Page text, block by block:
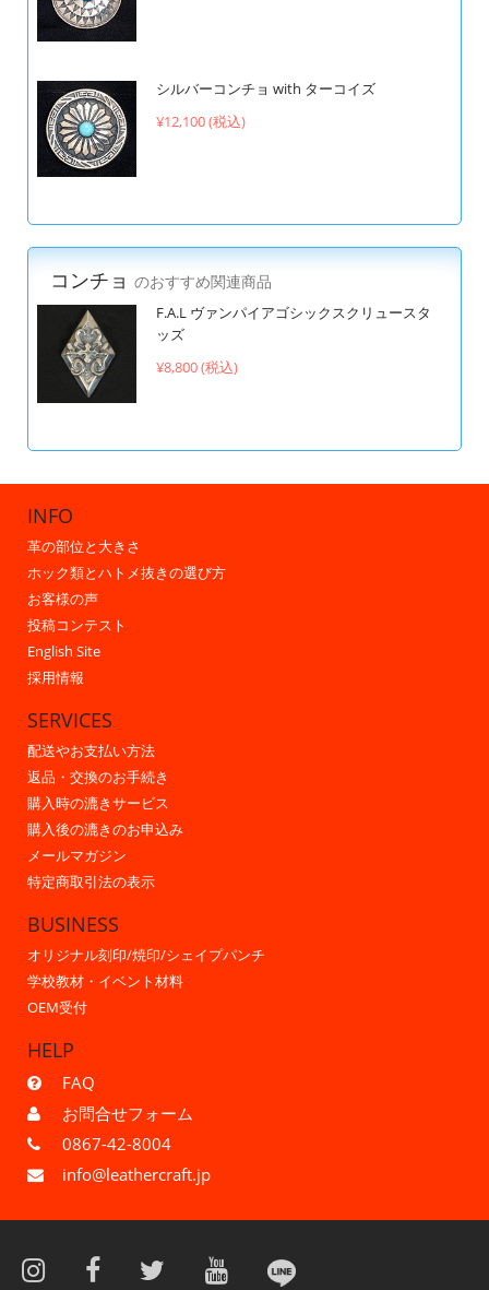
シルバーコンチョ with ターコイズ
¥12,100 (税込)
コンチョ のおすすめ関連商品
F.A.L ヴァンパイアゴシックスクリュースタ
ッズ
¥8,800 (税込)
INFO
革の部位と大きさ
ホック類とハトメ抜きの選び方
お客様の声
投稿コンテスト
English Site
採用情報
SERVICES
配送やお支払い方法
返品・交換のお手続き
購入時の漉きサービス
購入後の漉きのお申込み
メールマガジン
特定商取引法の表示
BUSINESS
オリジナル刻印/焼印/シェイプパンチ
学校教材・イベント材料
OEM受付
HELP
FAQ
お問合せフォーム
0867-42-8004
info@leathercraft.jp